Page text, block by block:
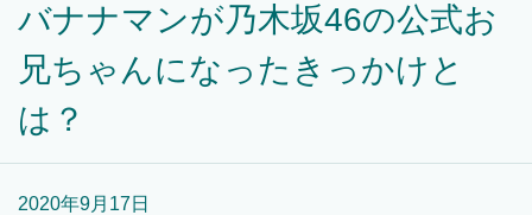
バナナマンが乃木坂46の公式お
兄ちゃんになったきっかけと
は？
2020年9月17日